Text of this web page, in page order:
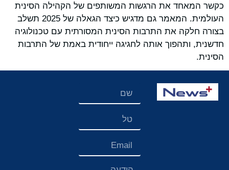
כקשר המאחד את הרגשות המשותפים של הקהילה הסינית
העולמית. המאמר גם מדגיש כיצד הגאלה של 2025 תשלב
בצורה חלקה את התרבות הסינית המסורתית עם טכנולוגיה
חדשנית, ותהפוך אותה לחגיגה ייחודית באמת של התרבות
הסינית.